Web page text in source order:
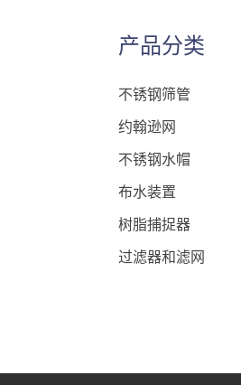
产品分类
不锈钢筛管
约翰逊网
不锈钢水帽
布水装置
树脂捕捉器
过滤器和滤网